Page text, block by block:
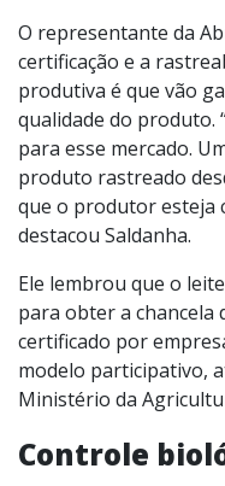
O representante da
certificação e a
produtiva é que vão
qualidade do produto.
para esse mercado.
produto rastreado
que o produtor esteja
destacou Saldanha.
Ele lembrou que o
para obter a chancela
certificado por
modelo participativo,
Ministério da
Controle